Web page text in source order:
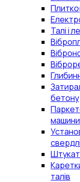
Талі і
бетону
машини
талів